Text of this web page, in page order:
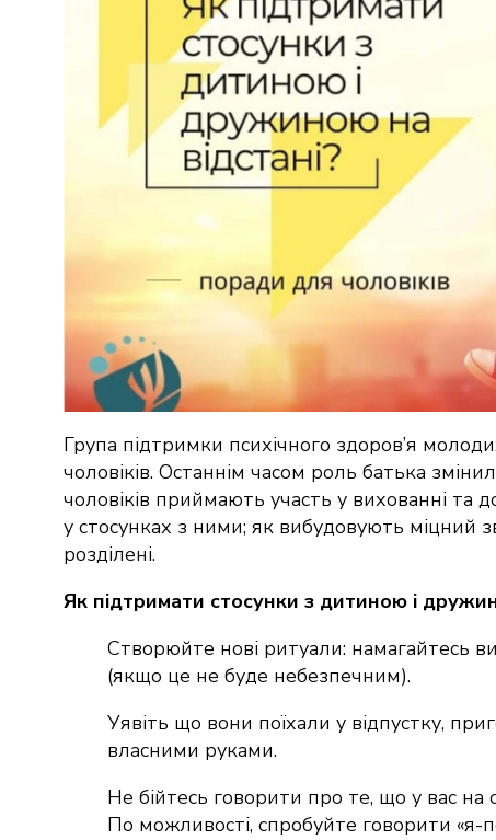
Група підтримки психічного здоров’я
чоловіків. Останнім часом роль батька
чоловіків приймають участь у вихованні та
у стосунках з ними; як вибудовують міцний
розділені.
Як підтримати стосунки з дитиною і
Створюйте нові ритуали: намагайтесь
(якщо це не буде небезпечним).
Уявіть що вони поїхали у відпустку,
власними руками.
Не бійтесь говорити про те, що у вас
По можливості, спробуйте говорити «я-